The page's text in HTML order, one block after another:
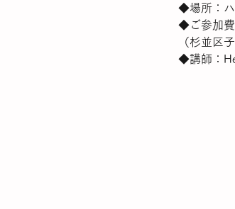
◆場所：ハ
◆ご参加費
（杉並区
◆講師：